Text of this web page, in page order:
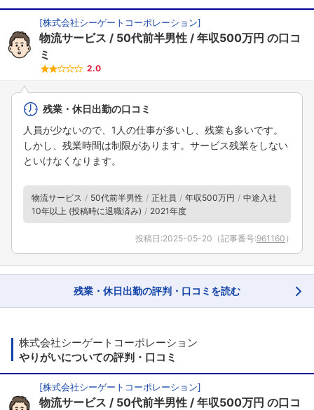
[株式会社シーゲートコーポレーション]
物流サービス 50代前半男性 年収500万円 の口コ
ミ
2.0
残業・休日出勤の口コミ
人員が少ないので、1人の仕事が多いし、残業も多いです。
しかし、残業時間は制限があります。サービス残業をしない
といけなくなります。
物流サービス 50代前半男性 正社員 年収500万円
中途入社
10年以上 (投稿時に退職済み)
2021年度
投稿日:2025-05-20 （記事番号:961160 ）
残業・休日出勤の評判・口コミを読む
株式会社シーゲートコーポレーション
やりがいについての評判・口コミ
[株式会社シーゲートコーポレーション]
物流サービス 50代前半男性 年収500万円 の口コ